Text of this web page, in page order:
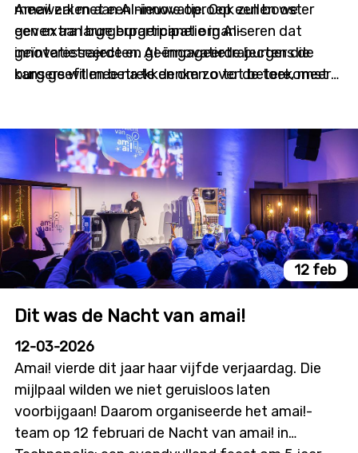
meewerken aan AI-innovatie. Ook zullen we er
een extra large burgerpanel organiseren dat
geïnteresseerde en geëngageerde burgers de
kans geeft mee na te denken over de toekomst
Amai! zal met een nieuwe oproep een boost
geven aan burgerparticipatie in AI-
innovatietrajecten. AI-innovatietrajecten die
burgers willen betrekken om zo tot betere, meer
van amai!. Amai! zorgt inmiddels al vijf jaar voor
participatie van burgers bij de ontwikkeling van AI
in Vlaanderen. De nieuwe oproep zal echter geen
nieuwe projectoproep zijn, maar wil wel een boost
geven aan al bestaande of geplande AI-
innovatietrajecten om ook burgers te betrekken
in hun plannen.
12 feb
Dit was de Nacht van amai!
12-03-2026
Amai! vierde dit jaar haar vijfde verjaardag. Die
mijlpaal wilden we niet geruisloos laten
voorbijgaan! Daarom organiseerde het amai!-
team op 12 februari de Nacht van amai! in